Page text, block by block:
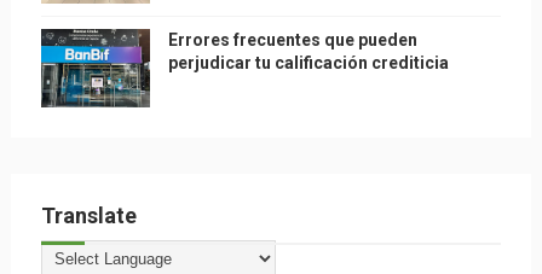
Errores frecuentes que pueden
perjudicar tu calificación crediticia
Translate